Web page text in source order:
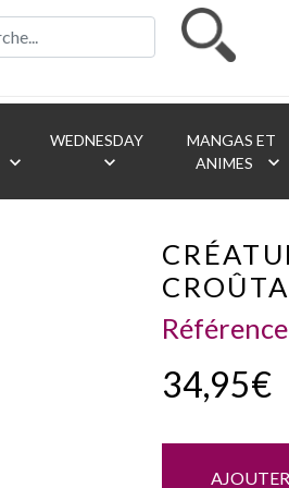
keyboard_arrow_down
WEDNESDAY
keyboard_arrow_down
MANGAS ET
ANIMES
keyboard_arrow_down
34,95€